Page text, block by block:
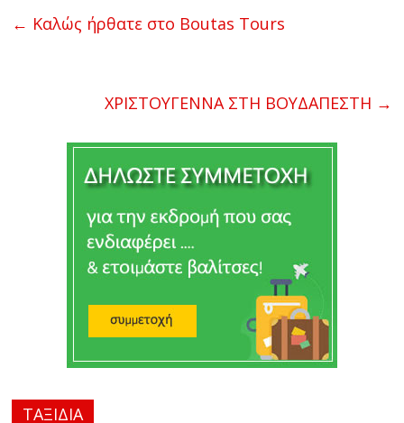
← Καλώς ήρθατε στο Boutas Tours
ΧΡΙΣΤΟΥΓΕΝΝΑ ΣΤΗ ΒΟΥΔΑΠΕΣΤΗ →
ΤΑΞΙΔΙΑ